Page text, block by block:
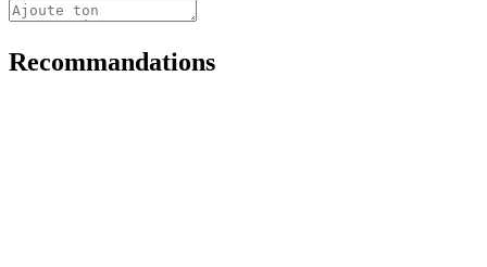
Recommandations